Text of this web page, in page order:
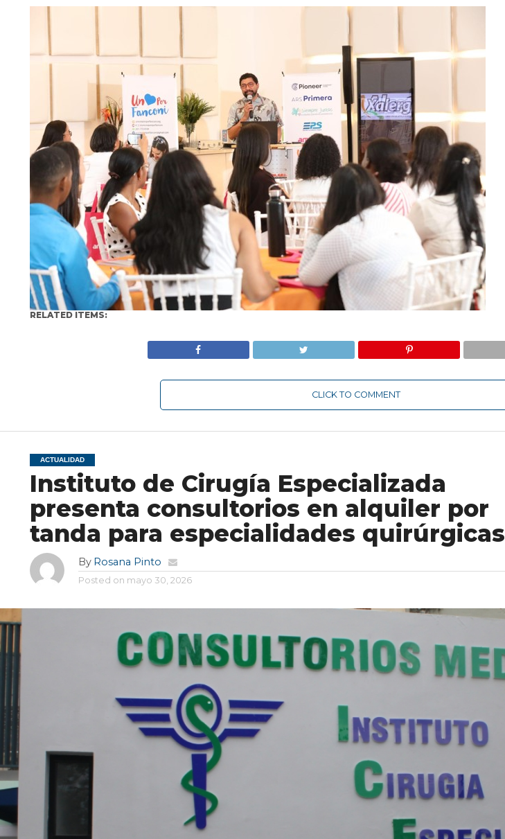
RELATED ITEMS:
CLICK TO COMMENT
ACTUALIDAD
Instituto de Cirugía Especializada
presenta consultorios en alquiler por
tanda para especialidades quirúrgicas
By Rosana Pinto
Posted on mayo 30, 2026